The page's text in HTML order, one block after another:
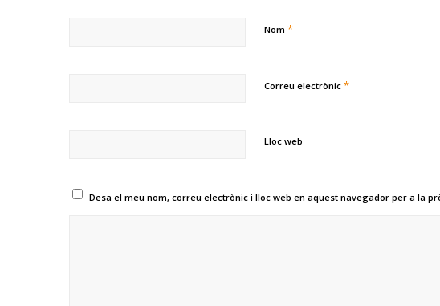
Nom *
Correu electrònic *
Lloc web
Desa el meu nom, correu electrònic i lloc web en aquest navegador per a la